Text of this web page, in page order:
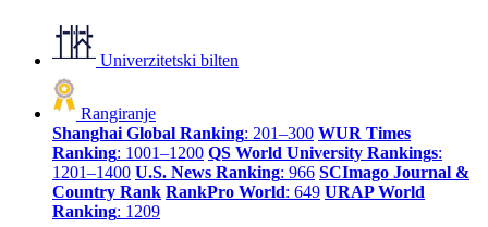
Univerzitetski bilten
Rangiranje
Shanghai Global Ranking: 201–300 WUR Times
Ranking: 1001–1200 QS World University Rankings:
1201–1400 U.S. News Ranking: 966 SCImago Journal &
Country Rank RankPro World: 649 URAP World
Ranking: 1209